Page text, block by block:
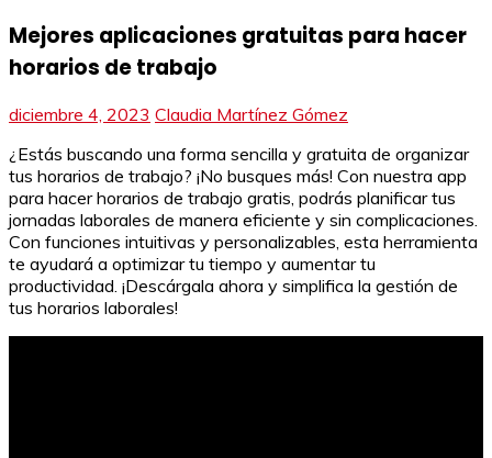
Mejores aplicaciones gratuitas para hacer
horarios de trabajo
diciembre 4, 2023 Claudia Martínez Gómez
¿Estás buscando una forma sencilla y gratuita de organizar
tus horarios de trabajo? ¡No busques más! Con nuestra app
para hacer horarios de trabajo gratis, podrás planificar tus
jornadas laborales de manera eficiente y sin complicaciones.
Con funciones intuitivas y personalizables, esta herramienta
te ayudará a optimizar tu tiempo y aumentar tu
productividad. ¡Descárgala ahora y simplifica la gestión de
tus horarios laborales!